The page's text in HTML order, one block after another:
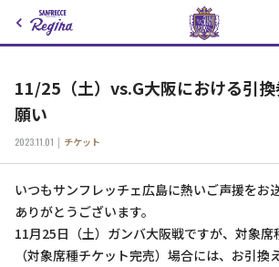
11/25（土）vs.G大阪における引
願い
2023.11.01 チケット
いつもサンフレッチェ広島に熱いご声援をお
ありがとうございます。
11月25日（土）ガンバ大阪戦ですが、対象席
（対象席種チケット完売）場合には、お引換